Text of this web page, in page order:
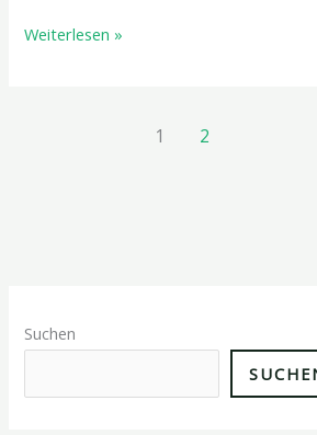
Weiterlesen »
1 2
Suchen